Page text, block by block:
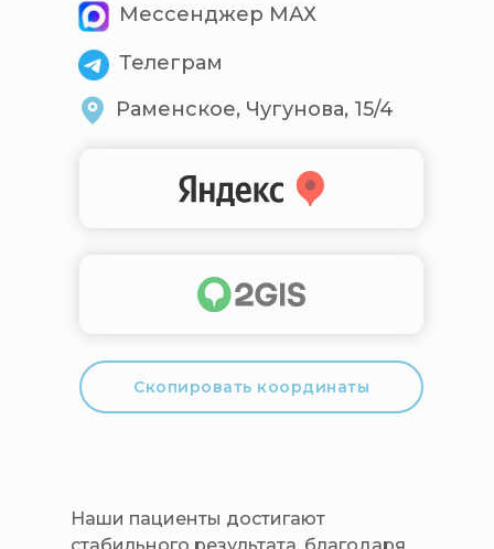
Раменское, Чугунова, 15/4
Мессенджер МАХ
Телеграм
Скопировать координаты
Наши пациенты достигают